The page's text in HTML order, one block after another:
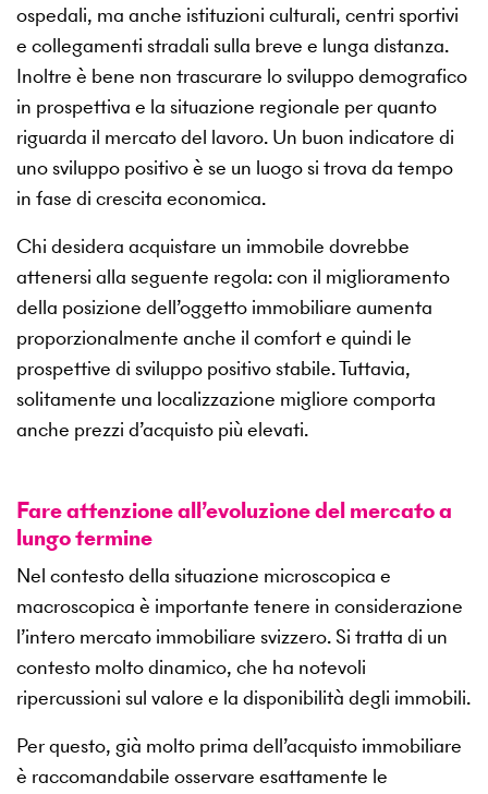
ospedali, ma anche istituzioni culturali, centri sportivi
e collegamenti stradali sulla breve e lunga distanza.
Inoltre è bene non trascurare lo sviluppo demografico
in prospettiva e la situazione regionale per quanto
riguarda il mercato del lavoro. Un buon indicatore di
uno sviluppo positivo è se un luogo si trova da tempo
in fase di crescita economica.
Chi desidera acquistare un immobile dovrebbe
attenersi alla seguente regola: con il miglioramento
della posizione dell’oggetto immobiliare aumenta
proporzionalmente anche il comfort e quindi le
prospettive di sviluppo positivo stabile. Tuttavia,
solitamente una localizzazione migliore comporta
anche prezzi d’acquisto più elevati.
Fare attenzione all’evoluzione del mercato a
lungo termine
Nel contesto della situazione microscopica e
macroscopica è importante tenere in considerazione
l’intero mercato immobiliare svizzero. Si tratta di un
contesto molto dinamico, che ha notevoli
ripercussioni sul valore e la disponibilità degli immobili.
Per questo, già molto prima dell’acquisto immobiliare
è raccomandabile osservare esattamente le